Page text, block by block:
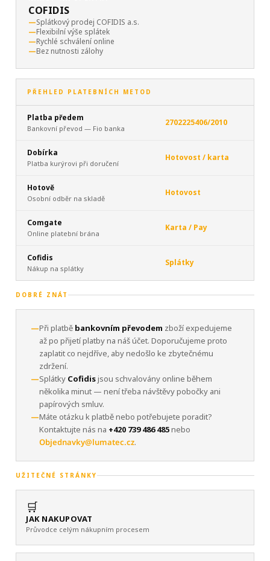
COFIDIS
Splátkový prodej COFIDIS a.s.
Flexibilní výše splátek
Rychlé schválení online
Bez nutnosti zálohy
PŘEHLED PLATEBNÍCH METOD
Platba předem
Bankovní převod — Fio banka
2702225406/2010
Dobírka
Platba kurýrovi při doručení
Hotovost / karta
Hotově
Osobní odběr na skladě
Hotovost
Comgate
Online platební brána
Karta / Pay
Cofidis
Nákup na splátky
Splátky
DOBRÉ ZNÁT
—Při platbě bankovním převodem zboží expedujeme
až po přijetí platby na náš účet. Doporučujeme proto
zaplatit co nejdříve, aby nedošlo ke zbytečnému
zdržení.
—Splátky Cofidisjsou schvalovány online během
několika minut — není třeba návštěvy pobočky ani
papírových smluv.
—Máte otázku k platbě nebo potřebujete poradit?
Kontaktujte nás na +420 739 486 485nebo
Objednavky@lumatec.cz.
UŽITEČNÉ STRÁNKY
🛒
JAK NAKUPOVAT
Průvodce celým nákupním procesem